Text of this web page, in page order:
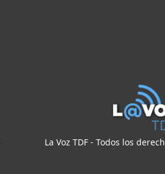
La Voz TDF - Todos los